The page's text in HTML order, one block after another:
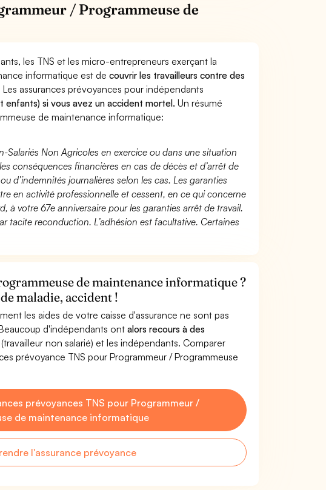
/ Programmeuse de
les TNS et les micro-entrepreneurs exerçant la
informatique est decouvrir les travailleurs contre des
Les assurances prévoyances pour indépendants
enfants) si vous avez un accident mortel. Un résumé
de maintenance informatique:
Salariés Non Agricoles en exercice ou dans une situation
conséquences financières en cas de décès et d’arrêt de
d’indemnités journalières selon les cas. Les garanties
en activité professionnelle et cessent, en ce qui concerne
à votre 67e anniversaire pour les garanties arrêt de travail.
tacite reconduction. L’adhésion est facultative. Certaines
de maintenance informatique ?
maladie, accident !
les aides de votre caisse d'assurance ne sont pas
d'indépendants ont alors recours à des
non salarié) et les indépendants. Comparer
prévoyance TNS pour Programmeur / Programmeuse
prévoyances TNS pour Programmeur /
de maintenance informatique
l'assurance prévoyance